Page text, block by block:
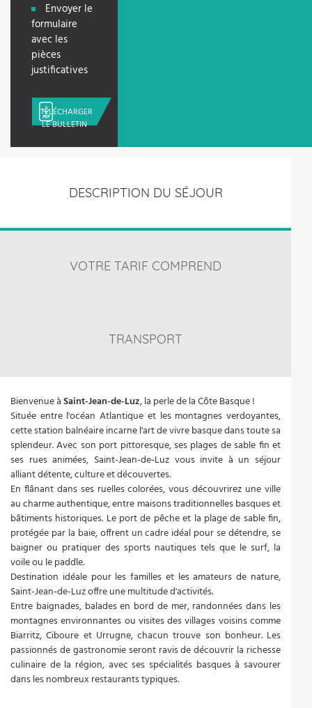
Envoyer le
formulaire
avec les
pièces
justificatives
TÉLÉCHARGER
LE BULLETIN
DESCRIPTION DU SÉJOUR
VOTRE TARIF COMPREND
TRANSPORT
Bienvenue àSaint-Jean-de-Luz, la perle de la Côte Basque !
Située entre l'océan Atlantique et les montagnes verdoyantes,
cette station balnéaire incarne l'art de vivre basque dans toute sa
splendeur. Avec son port pittoresque, ses plages de sable fin et
ses rues animées, Saint-Jean-de-Luz vous invite à un séjour
alliant détente, culture et découvertes.
En flânant dans ses ruelles colorées, vous découvrirez une ville
au charme authentique, entre maisons traditionnelles basques et
bâtiments historiques. Le port de pêche et la plage de sable fin,
protégée par la baie, offrent un cadre idéal pour se détendre, se
baigner ou pratiquer des sports nautiques tels que le surf, la
voile ou le paddle.
Destination idéale pour les familles et les amateurs de nature,
Saint-Jean-de-Luz offre une multitude d'activités.
Entre baignades, balades en bord de mer, randonnées dans les
montagnes environnantes ou visites des villages voisins comme
Biarritz, Ciboure et Urrugne, chacun trouve son bonheur. Les
passionnés de gastronomie seront ravis de découvrir la richesse
culinaire de la région, avec ses spécialités basques à savourer
dans les nombreux restaurants typiques.